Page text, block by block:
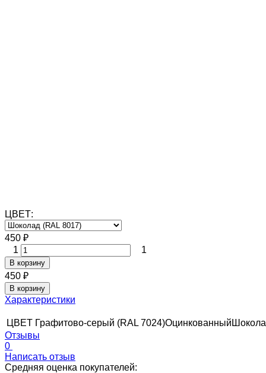
ЦВЕТ:
450 ₽
1
1
В корзину
450 ₽
В корзину
Характеристики
ЦВЕТ Графитово-серый (RAL 7024)Оцинкованный
Отзывы
0
Написать отзыв
Средняя оценка покупателей: